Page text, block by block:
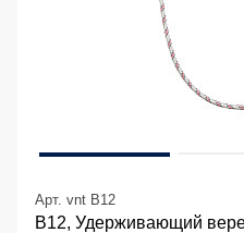
Арт. vnt B12
В12, Удерживающий